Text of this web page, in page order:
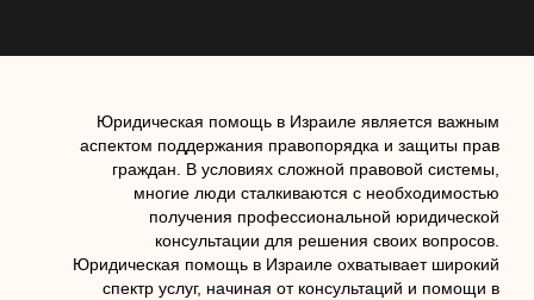
Юридическая помощь в Израиле является важным
аспектом поддержания правопорядка и защиты прав
граждан. В условиях сложной правовой системы,
многие люди сталкиваются с необходимостью
получения профессиональной юридической
консультации для решения своих вопросов.
Юридическая помощь в Израиле охватывает широкий
спектр услуг, начиная от консультаций и помощи в